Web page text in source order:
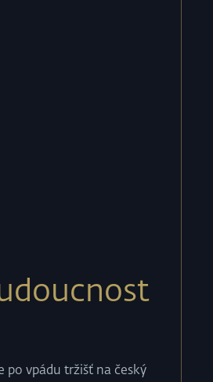
po vpádu tržišť na český